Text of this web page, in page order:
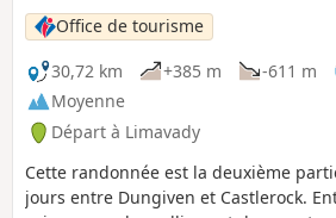
Office de tourisme
30,72 km
+385 m -611 m
Moyenne
Départ à Limavady
Cette randonnée est la deuxième
jours entre Dungiven et Castlerock.